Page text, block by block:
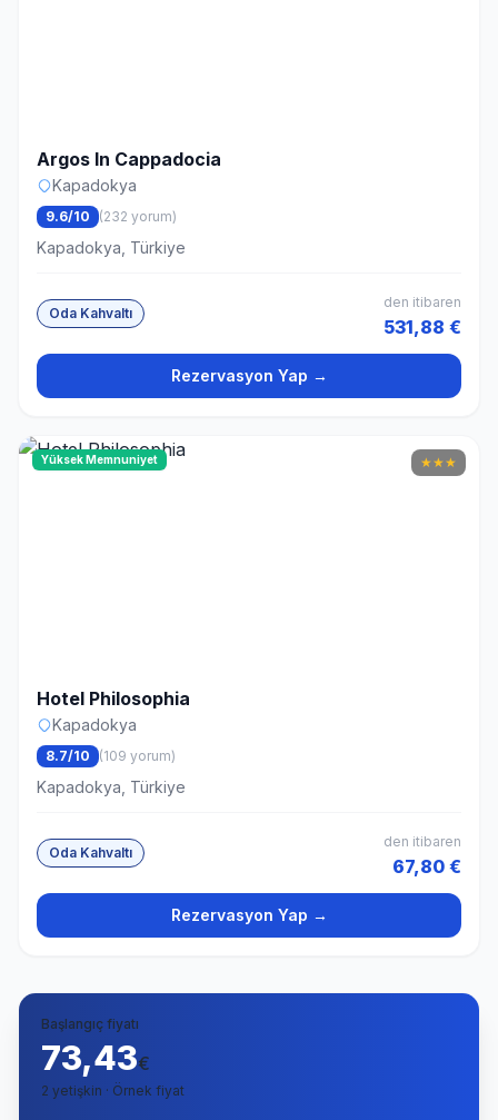
Argos In Cappadocia
Kapadokya
9.6/10 (232 yorum)
Kapadokya, Türkiye
Oda Kahvaltı
den itibaren
531,88 €
Rezervasyon Yap →
Yüksek Memnuniyet ★★★
Hotel Philosophia
Kapadokya
8.7/10 (109 yorum)
Kapadokya, Türkiye
Oda Kahvaltı
den itibaren
67,80 €
Rezervasyon Yap →
Başlangıç fiyatı
73,43€
2 yetişkin · Örnek fiyat